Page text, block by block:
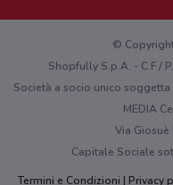
Hai un malfunzionamento sul
©
Shopfully S.p.A. - C.F /
Società a socio unico
MEDIA
Via Giosuè
Capitale Sociale
Termini e Condizioni
Privacy